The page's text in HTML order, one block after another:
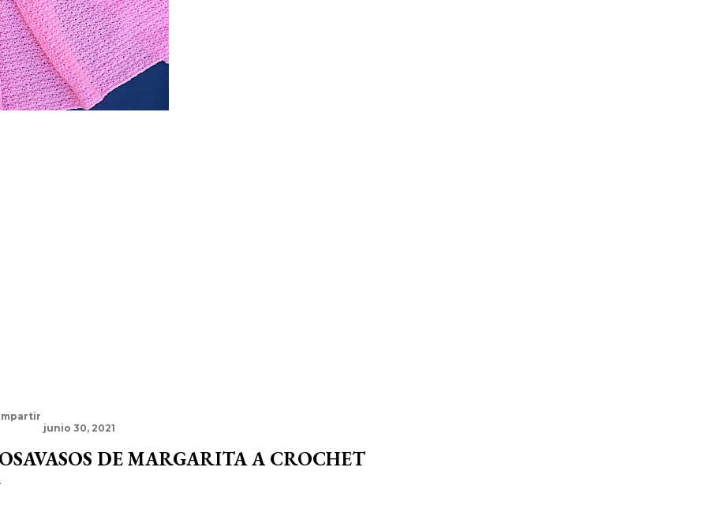
junio 30, 2021
DE MARGARITA A CROCHET